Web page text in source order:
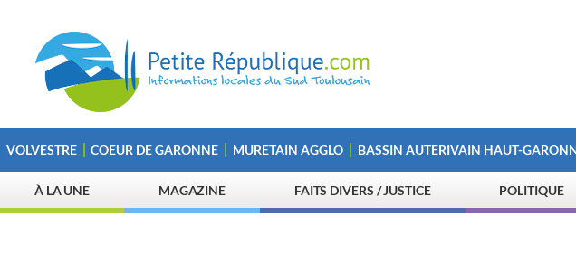
VOLVESTRE COEUR DE GARONNE MURETAIN AGGLO BASSIN AUTERIVAIN HAUT-
À LA UNE MAGAZINE FAITS DIVERS / JUSTICE POLITIQUE